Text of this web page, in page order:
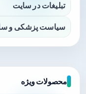
تبلیغات در سایت
سیاست پزشکی و
محصولات ویژه